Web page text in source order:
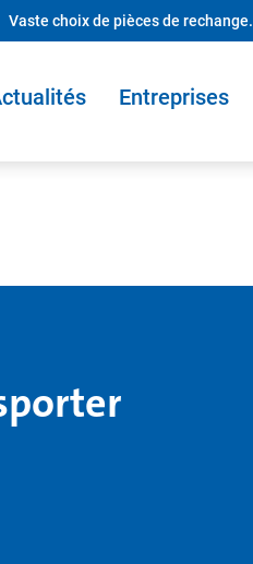
Vaste choix de pièces de rechange.
Entreprises